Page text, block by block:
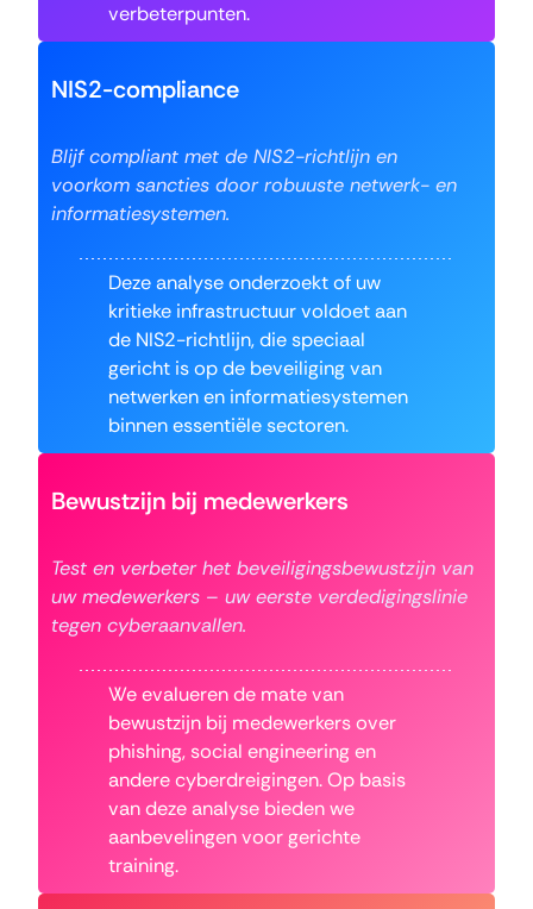
verbeterpunten.
NIS2-compliance
Blijf compliant met de NIS2-richtlijn en
voorkom sancties door robuuste netwerk- en
informatiesystemen.
Deze analyse onderzoekt of uw
kritieke infrastructuur voldoet aan
de NIS2-richtlijn, die speciaal
gericht is op de beveiliging van
netwerken en informatiesystemen
binnen essentiële sectoren.
Bewustzijn bij medewerkers
Test en verbeter het beveiligingsbewustzijn van
uw medewerkers – uw eerste verdedigingslinie
tegen cyberaanvallen.
We evalueren de mate van
bewustzijn bij medewerkers over
phishing, social engineering en
andere cyberdreigingen. Op basis
van deze analyse bieden we
aanbevelingen voor gerichte
training.